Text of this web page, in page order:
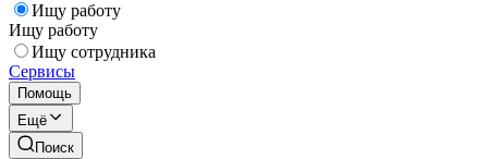
Ищу работу
Ищу работу
Ищу сотрудника
Сервисы
Помощь
Ещё
Поиск